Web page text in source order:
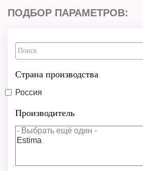
ПОДБОР ПАРАМЕТРОВ:
Страна производства
Россия
Производитель